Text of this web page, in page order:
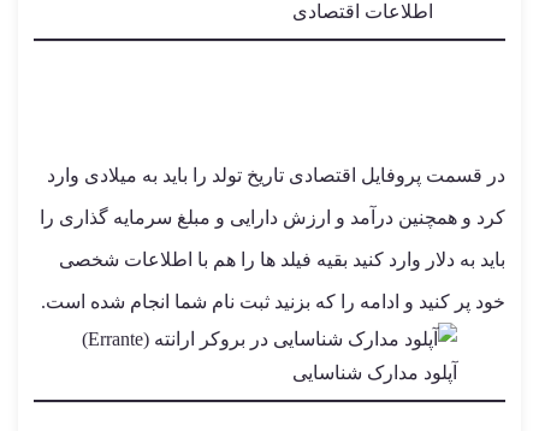
اطلاعات اقتصادی
در قسمت پروفایل اقتصادی تاریخ تولد را باید به میلادی وارد
کرد و همچنین درآمد و ارزش دارایی و مبلغ سرمایه گذاری را
باید به دلار وارد کنید بقیه فیلد ها را هم با اطلاعات شخصی
خود پر کنید و ادامه را که بزنید ثبت نام شما انجام شده است.
آپلود مدارک شناسایی